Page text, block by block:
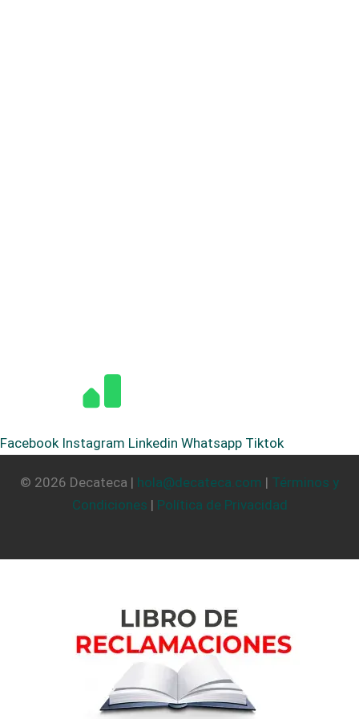
Facebook Instagram Linkedin Whatsapp Tiktok
© 2026 Decateca | hola@decateca.com | Términos y
Condiciones | Política de Privacidad